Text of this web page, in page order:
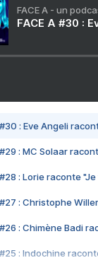
FACE A - un
FACE A #30 :
#30 : Eve Angeli
#29 : MC Solaar
#28 : Lorie raconte
#27 : Christophe
#26 : Chimène Badi
#25 : Indochine